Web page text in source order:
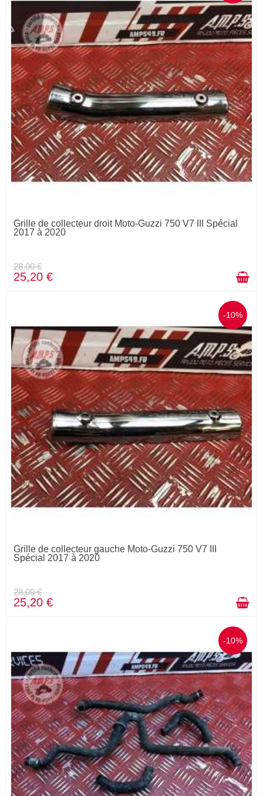
Grille de collecteur droit Moto-Guzzi 750 V7 III Spécial
2017 à 2020
28,00 €
25,20 €
-10%
Grille de collecteur gauche Moto-Guzzi 750 V7 III
Spécial 2017 à 2020
28,00 €
25,20 €
-10%